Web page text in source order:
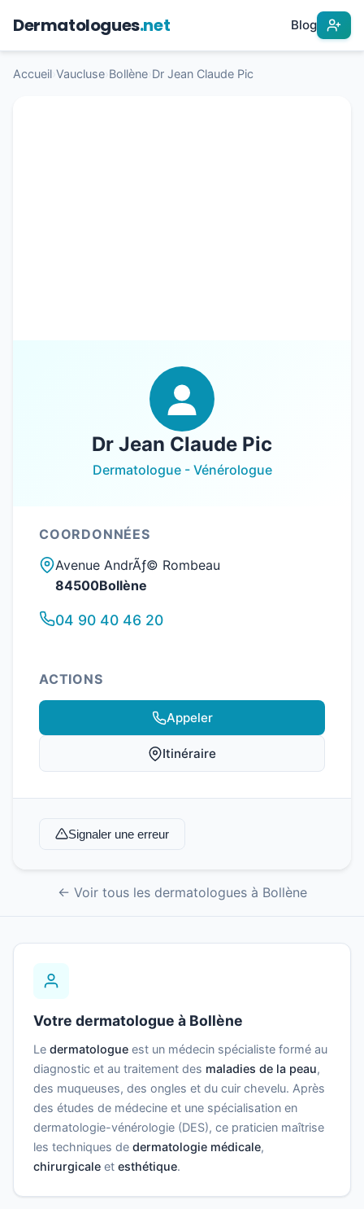
Dermatologues.net Blog
Accueil Vaucluse Bollène Dr Jean Claude Pic
Dr Jean Claude Pic
Dermatologue - Vénérologue
COORDONNÉES
Avenue AndrÃƒ© Rombeau
84500Bollène
04 90 40 46 20
ACTIONS
Appeler
Itinéraire
Signaler une erreur
← Voir tous les dermatologues à Bollène
Votre dermatologue à Bollène
Le dermatologue est un médecin spécialiste formé au
diagnostic et au traitement des maladies de la peau,
des muqueuses, des ongles et du cuir chevelu. Après
des études de médecine et une spécialisation en
dermatologie-vénérologie (DES), ce praticien maîtrise
les techniques de dermatologie médicale,
chirurgicale et esthétique.